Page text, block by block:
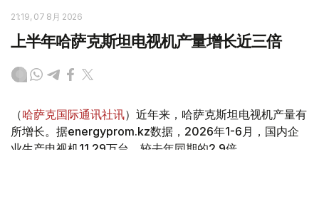
21:19, 07 8月 2026
上半年哈萨克斯坦电视机产量增长近三倍
（哈萨克国际通讯社讯）近年来，哈萨克斯坦电视机产量有
所增长。据energyprom.kz数据，2026年1-6月，国内企
业生产电视机11.29万台，较去年同期的2.9倍。